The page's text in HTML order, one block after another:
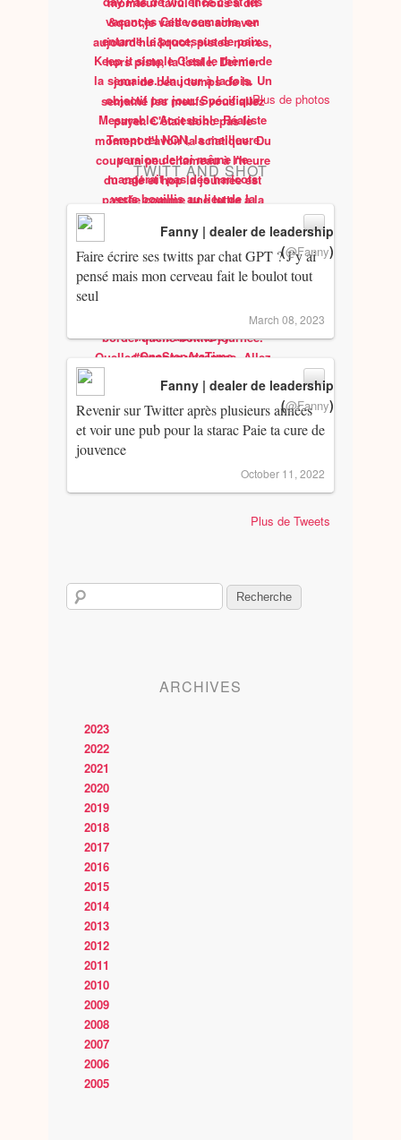
Plus de photos
TWITT AND SHOT
Faire écrire ses twitts par chat GPT ? J’y ai
pensé mais mon cerveau fait le boulot tout
seul
Fanny | dealer de leadership
(@Fanny)
March 08, 2023
Revenir sur Twitter après plusieurs années
et voir une pub pour la starac Paie ta cure de
jouvence
Fanny | dealer de leadership
(@Fanny)
October 11, 2022
Plus de Tweets
ARCHIVES
2023
2022
2021
2020
2019
2018
2017
2016
2015
2014
2013
2012
2011
2010
2009
2008
2007
2006
2005